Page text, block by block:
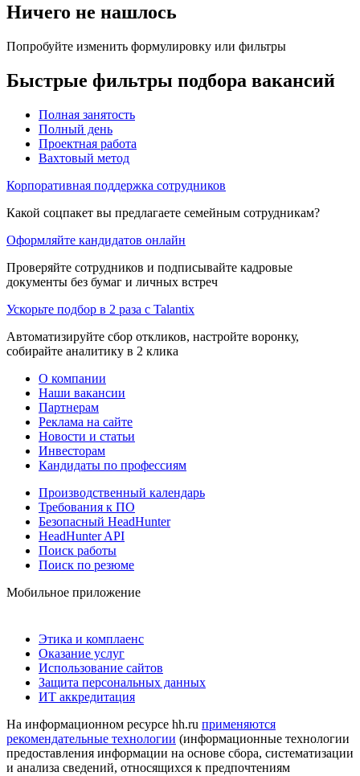
Ничего не нашлось
Попробуйте изменить формулировку или фильтры
Быстрые фильтры подбора вакансий
Полная занятость
Полный день
Проектная работа
Вахтовый метод
Корпоративная поддержка сотрудников
Какой соцпакет вы предлагаете семейным сотрудникам?
Оформляйте кандидатов онлайн
Проверяйте сотрудников и подписывайте кадровые
документы без бумаг и личных встреч
Ускорьте подбор в 2 раза с Talantix
Автоматизируйте сбор откликов, настройте воронку,
собирайте аналитику в 2 клика
О компании
Наши вакансии
Партнерам
Реклама на сайте
Новости и статьи
Инвесторам
Кандидаты по профессиям
Производственный календарь
Требования к ПО
Безопасный HeadHunter
HeadHunter API
Поиск работы
Поиск по резюме
Мобильное приложение
Этика и комплаенс
Оказание услуг
Использование сайтов
Защита персональных данных
ИТ аккредитация
На информационном ресурсе hh.ru применяются
рекомендательные технологии (информационные технологии
предоставления информации на основе сбора, систематизации
и анализа сведений, относящихся к предпочтениям